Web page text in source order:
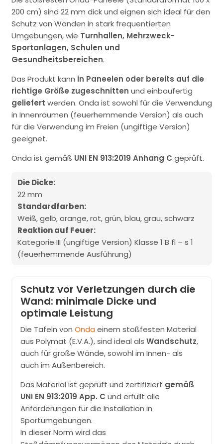
200 cm) sind 22 mm dick und eignen sich ideal für den
Schutz von Wänden in stark frequentierten
Umgebungen, wie Turnhallen, Mehrzweck-
Sportanlagen, Schulen und
Gesundheitsbereichen.
Das Produkt kann in Paneelen oder bereits auf die
richtige Größe zugeschnitten und einbaufertig
geliefert werden. Onda ist sowohl für die Verwendung
in Innenräumen (feuerhemmende Version) als auch
für die Verwendung im Freien (ungiftige Version)
geeignet.
Onda ist gemäß UNI EN 913:2019 Anhang C geprüft.
Die Dicke:
22 mm
Standardfarben:
Weiß, gelb, orange, rot, grün, blau, grau, schwarz
Reaktion auf Feuer:
Kategorie III (ungiftige Version) Klasse 1 B fl – s 1
(feuerhemmende Ausführung)
Schutz vor Verletzungen durch die
Wand: minimale Dicke und
optimale Leistung
Die Tafeln von Ondaeinem stoßfesten Material
aus Polymat (E.V.A.), sind ideal als Wandschutz,
auch für große Wände, sowohl im Innen- als
auch im Außenbereich.
Das Material ist geprüft und zertifiziert gemäß
UNI EN 913:2019 App. C und erfüllt alle
Anforderungen für die Installation in
Sportumgebungen.
In dieser Norm wird das